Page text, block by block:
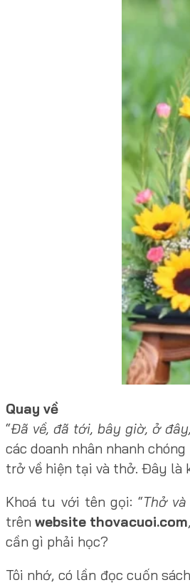
Quay về
“Đã về, đã tới, bây giờ, ở
các doanh nhân nhanh
trở về hiện tại và thở. Đây là
Khoá tu với tên gọi: “Thở
trên website thovacuoi.com
cần gì phải học?
Tôi nhớ, có lần đọc cuốn